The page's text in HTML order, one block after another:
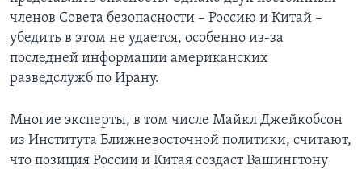
членов Совета безопасности – Россию и Китай –
убедить в этом не удается, особенно из-за
последней информации американских
разведслужб по Ирану.
Многие эксперты, в том числе Майкл Джейкобсон
из Института Ближневосточной политики, считают,
что позиция России и Китая создаст Вашингтону